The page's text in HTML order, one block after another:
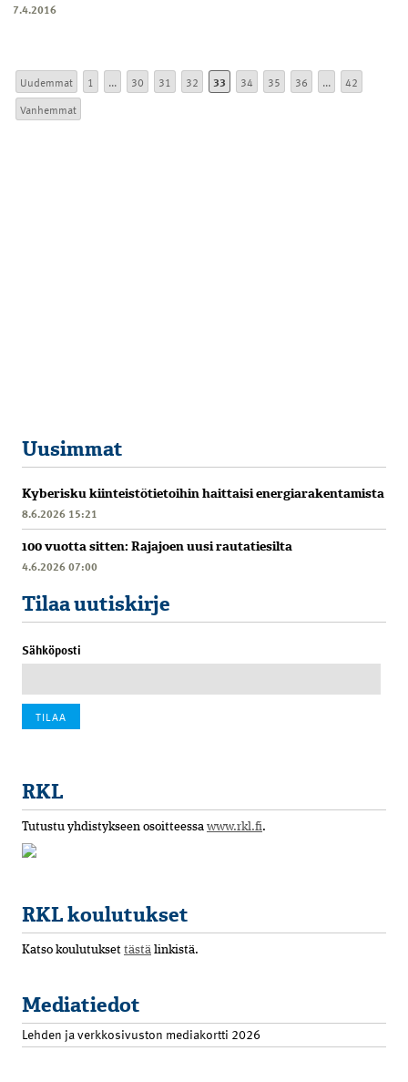
7.4.2016
Uudemmat 1 ... 30 31 32 33 34 35 36 ...
42
Vanhemmat
Uusimmat
Kyberisku kiinteistötietoihin haittaisi energiarakentamista
8.6.2026 15:21
100 vuotta sitten: Rajajoen uusi rautatiesilta
4.6.2026 07:00
Tilaa uutiskirje
Sähköposti
RKL
Tutustu yhdistykseen osoitteessa www.rkl.fi.
RKL koulutukset
Katso koulutukset tästä linkistä.
Mediatiedot
Lehden ja verkkosivuston mediakortti 2026